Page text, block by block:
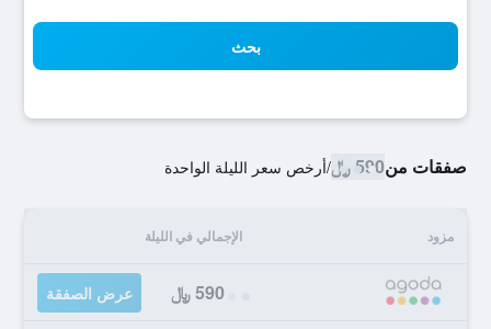
بحث
صفقات من590 ﷼ /أرخص سعر الليلة الواحدة
مزود الإجمالي في الليلة
590 ﷼ عرض الصفقة